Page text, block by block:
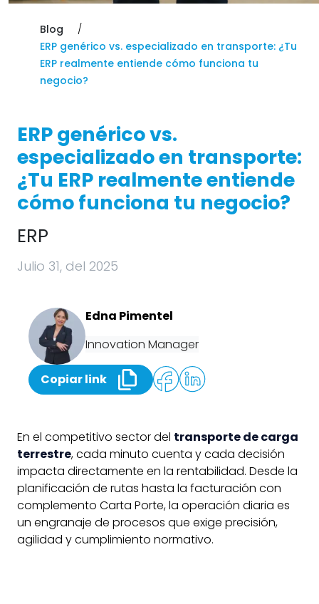
Blog
ERP genérico vs. especializado en transporte: ¿Tu
ERP realmente entiende cómo funciona tu
negocio?
ERP genérico vs.
especializado en transporte:
¿Tu ERP realmente entiende
cómo funciona tu negocio?
ERP
Julio 31, del 2025
Edna Pimentel
Innovation Manager
Copiar link
En el competitivo sector del transporte de carga
terrestre, cada minuto cuenta y cada decisión
impacta directamente en la rentabilidad. Desde la
planificación de rutas hasta la facturación con
complemento Carta Porte, la operación diaria es
un engranaje de procesos que exige precisión,
agilidad y cumplimiento normativo.